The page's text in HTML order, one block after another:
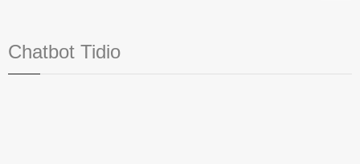
Chatbot Tidio